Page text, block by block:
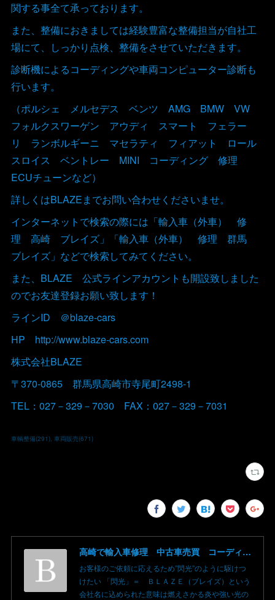
関する事全て承っております。
また、整備におきましては経験豊富な整備担当が自社工
場にて、しっかり点検、整備をさせていただきます。
診断機によるコーディングや車両コンピューター診断も
行います。
（ポルシェ メルセデス ベンツ AMG BMW VW
フォルクスワーゲン アウディ スマート フェラー
リ ランボルギーニ マセラティ フィアット ロール
スロイス ベントレー MINI コーディング 修理
ECUチューンなど）
詳しくはBLAZEまでお問い合わせくださいませ。
インターネットで検索の際には「輸入車（外車） 修
理 高崎 ブレイズ」「輸入車（外車） 修理 群馬
ブレイズ」などで検索してみてください。
また、BLAZE 公式ラインアカウントも開設致しました
のでお友達登録お願い致します！
ラインID ＠blaze-cars
HP http://www.blaze-cars.com
株式会社BLAZE
〒370-0865 群馬県高崎市寺尾町2498-1
TEL：027－329－7030 FAX：027－329－7031
車輌整備(291) 車両販売(671)
高崎で輸入車修理 中古車売買 コーディングならBLAZE（ブレイズ）へ│BLAZE Total Car Support & Modify in Takasaki Gunma
お客様のご依頼に応えるため”閃光”のように駆けつ
けたい 「閃光」＝ ＢＬＡＺＥ（ブレイズ）という
会社名に込められた意味は燃えさかる炎や強い光の